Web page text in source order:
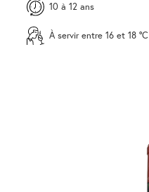
10 à 12 ans
À servir entre 16 et 18 °C